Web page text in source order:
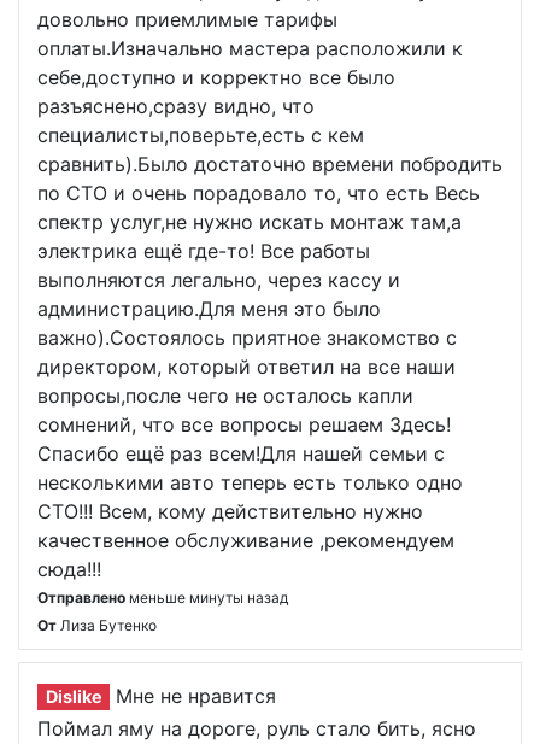
довольно приемлимые тарифы
оплаты.Изначально мастера расположили к
себе,доступно и корректно все было
разъяснено,сразу видно, что
специалисты,поверьте,есть с кем
сравнить).Было достаточно времени побродить
по СТО и очень порадовало то, что есть Весь
спектр услуг,не нужно искать монтаж там,а
электрика ещё где-то! Все работы
выполняются легально, через кассу и
администрацию.Для меня это было
важно).Состоялось приятное знакомство с
директором, который ответил на все наши
вопросы,после чего не осталось капли
сомнений, что все вопросы решаем Здесь!
Спасибо ещё раз всем!Для нашей семьи с
несколькими авто теперь есть только одно
СТО!!! Всем, кому действительно нужно
качественное обслуживание ,рекомендуем
сюда!!!
Отправлено меньше минуты назад
От Лиза Бутенко
Dislike
Мне не нравится
Поймал яму на дороге, руль стало бить, ясно